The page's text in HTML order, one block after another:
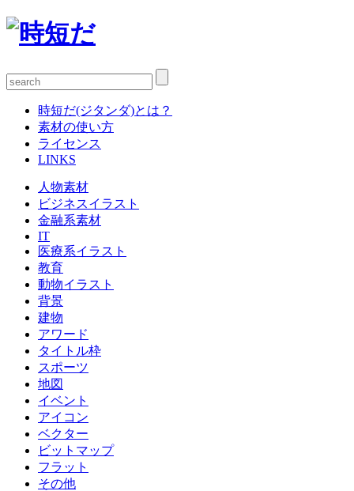
時短だ(ジタンダ)とは？
素材の使い方
ライセンス
LINKS
人物素材
ビジネスイラスト
金融系素材
IT
医療系イラスト
教育
動物イラスト
背景
建物
アワード
タイトル枠
スポーツ
地図
イベント
アイコン
ベクター
ビットマップ
フラット
その他